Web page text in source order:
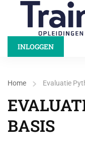
INLOGGEN
Home Evaluatie
BASIS